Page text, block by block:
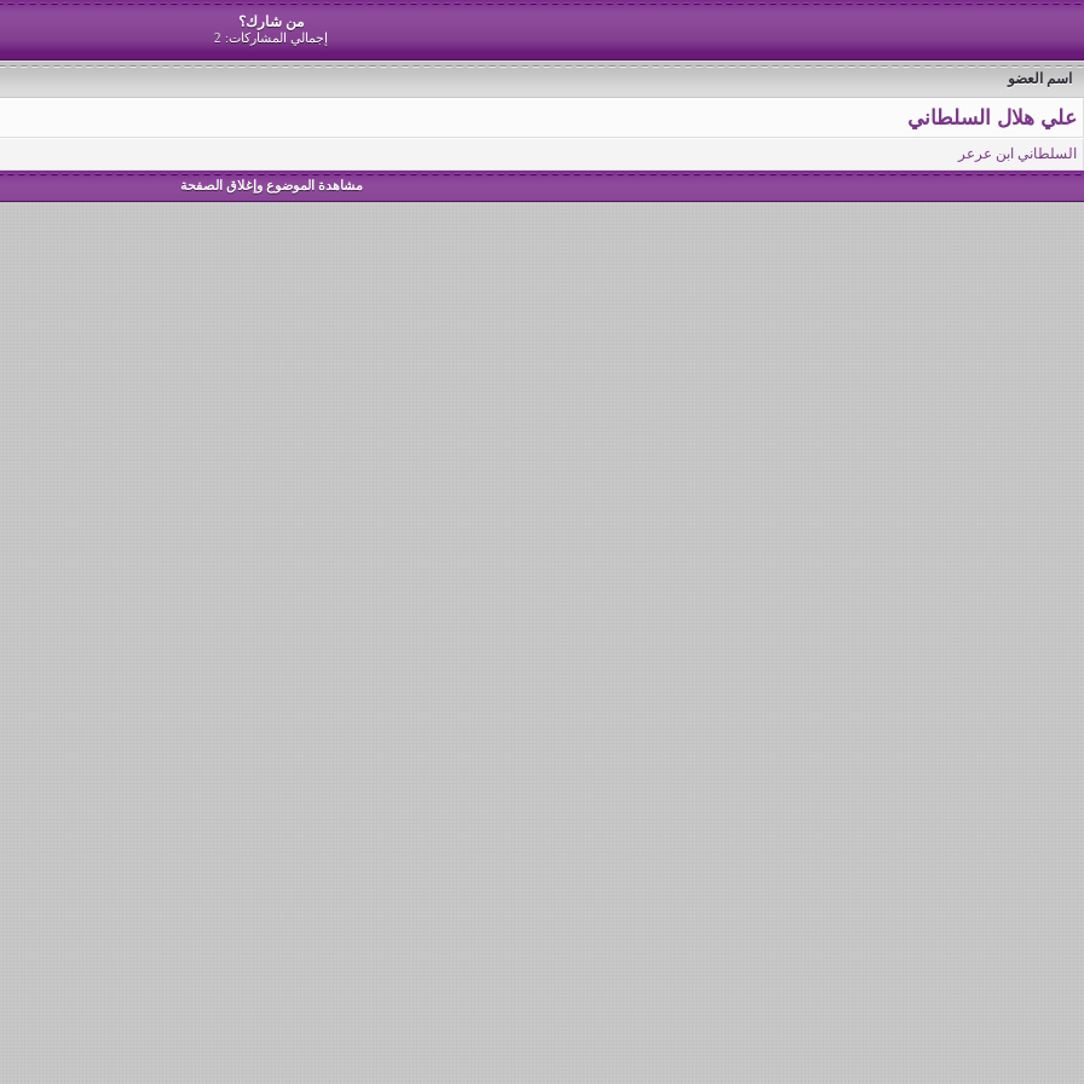
من شارك؟
إجمالي المشاركات: 2
اسم العضو
علي هلال السلطاني
السلطاني ابن عرعر
مشاهدة الموضوع وإغلاق الصفحة